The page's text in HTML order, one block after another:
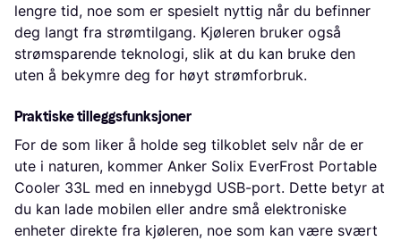
lengre tid, noe som er spesielt nyttig når du befinner
deg langt fra strømtilgang. Kjøleren bruker også
strømsparende teknologi, slik at du kan bruke den
uten å bekymre deg for høyt strømforbruk.
Praktiske tilleggsfunksjoner
For de som liker å holde seg tilkoblet selv når de er
ute i naturen, kommer Anker Solix EverFrost Portable
Cooler 33L med en innebygd USB-port. Dette betyr at
du kan lade mobilen eller andre små elektroniske
enheter direkte fra kjøleren, noe som kan være svært